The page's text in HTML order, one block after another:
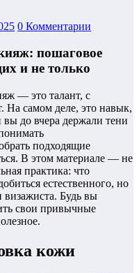
0 Комментарии
пошаговое
и не только
— это талант, с
На самом деле, это навык,
до вчера держали тени
подходящие
В этом материале — не
практика: что
естественного, но
визажиста. Будь вы
свои привычные
кожи